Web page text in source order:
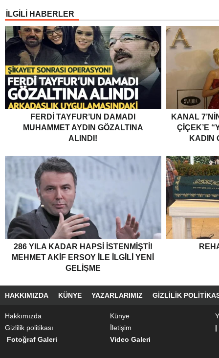
İLGİLİ HABERLER
FERDI TAYFUR’UN DAMADI
MUHAMMET AYDIN GÖZALTINA
ALINDI!
KANAL
ÇİÇEK’E
KADIN
286 YILA KADAR HAPSI ISTENMIŞTI!
MEHMET AKIF ERSOY ILE ILGILI YENI
GELIŞME
HAKKIMIZDA KÜNYE YAZARLARIMIZ GIZLILIK
Hakkımızda Künye
Gizlilik politikası
İletişim
|
Fotoğraf Galeri
Video Galeri